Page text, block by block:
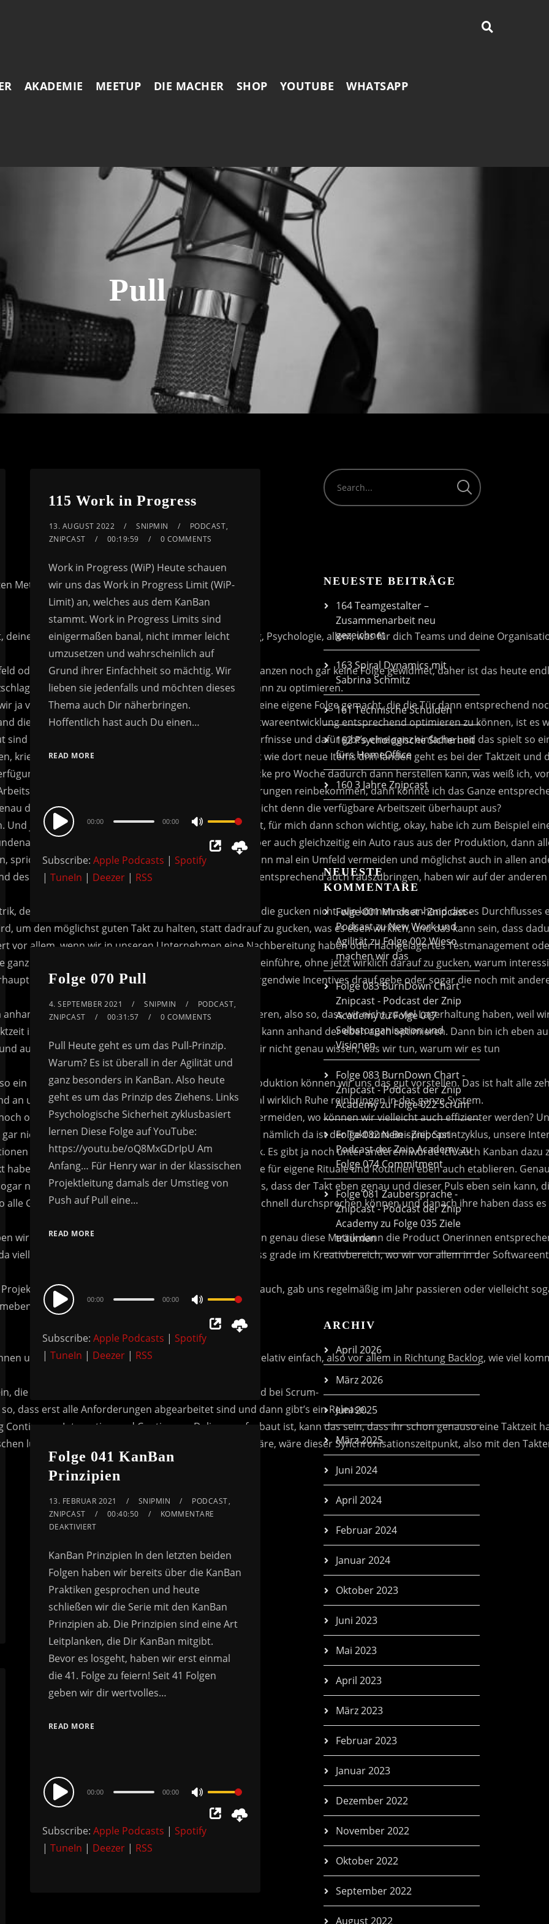
AKADEMIE MEETUP DIE MACHER SHOP YOUTUBE WHATSAPP
Pull
115 Work in Progress
13. AUGUST 2022 SNIPMIN PODCAST,
ZNIPCAST
00:19:59 0 COMMENTS
Work in Progress (WiP) Heute schauen
wir uns das Work in Progress Limit (WiP-
Limit) an, welches aus dem KanBan
stammt. Work in Progress Limits sind
einigermaßen banal, nicht immer leicht
umzusetzen und wahrscheinlich auf
Grund ihrer Einfachheit so mächtig. Wir
lieben sie jedenfalls und möchten dieses
Thema auch Dir näherbringen.
Hoffentlich hast auch Du einen…
READ MORE
Audio
Player
00:00 00:00
Up/Down
or
decrease
Subscribe: Apple Podcasts | Spotify
| TuneIn | Deezer| RSS
Folge 070 Pull
4. SEPTEMBER 2021 SNIPMIN PODCAST,
ZNIPCAST
00:31:57 0 COMMENTS
Pull Heute geht es um das Pull-Prinzip.
Warum? Es ist überall in der Agilität und
ganz besonders in KanBan. Also heute
geht es um das Prinzip des Ziehens. Links
Psychologische Sicherheit zyklusbasiert
lernen Diese Folge auf YouTube:
https://youtu.be/oQ8MxGDrIpU Am
Anfang… Für Henry war in der klassischen
Projektleitung damals der Umstieg von
Push auf Pull eine…
READ MORE
Audio
Player
00:00 00:00
Up/Down
or
decrease
Subscribe: Apple Podcasts | Spotify
| TuneIn | Deezer| RSS
Folge 041 KanBan
Prinzipien
13. FEBRUAR 2021 SNIPMIN PODCAST,
ZNIPCAST
00:40:50
KOMMENTARE
DEAKTIVIERT
KanBan Prinzipien In den letzten beiden
Folgen haben wir bereits über die KanBan
Praktiken gesprochen und heute
schließen wir die Serie mit den KanBan
Prinzipien ab. Die Prinzipien sind eine Art
Leitplanken, die Dir KanBan mitgibt.
Bevor es losgeht, haben wir erst einmal
die 41. Folge zu feiern! Seit 41 Folgen
geben wir dir wertvolles…
READ MORE
Audio
Player
00:00 00:00
Up/Down
Subscribe: Apple Podcasts | Spotify
| TuneIn | Deezer| RSS
NEUESTE BEITRÄGE
164 Teamgestalter –
Zusammenarbeit neu
gezeichnet
163 Spiral Dynamics mit
Sabrina Schmitz
161 Technische Schulden
162 Psychologische Sicherheit
fürs HomeOffice
160 3 Jahre Znipcast
NEUESTE
KOMMENTARE
Folge 001 Mindset - Znipcast -
Podcast zu New Work und
AgilitätzuFolge 002 Wieso
machen wir das
Folge 083 BurnDown Chart -
Znipcast - Podcast der Znip
AcademyzuFolge 017
Selbstorganisation und
Visionen
Folge 083 BurnDown Chart -
Znipcast - Podcast der Znip
AcademyzuFolge 022 Scrum
Folge 082 Nein - Znipcast -
Podcast der Znip Academyzu
Folge 074 Commitment
Folge 081 Zaubersprache -
Znipcast - Podcast der Znip
Academyzu Folge 035 Ziele
träumen
ARCHIV
April 2026
März 2026
Juni 2025
März 2025
Juni 2024
April 2024
Februar 2024
Januar 2024
Oktober 2023
Juni 2023
Mai 2023
April 2023
März 2023
Februar 2023
Januar 2023
Dezember 2022
November 2022
Oktober 2022
September 2022
August 2022